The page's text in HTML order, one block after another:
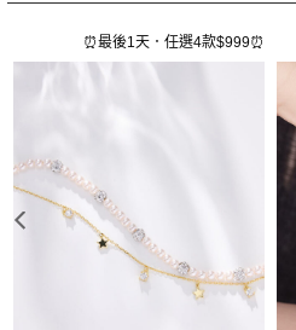
⏰最後1天．任選4款$999⏰